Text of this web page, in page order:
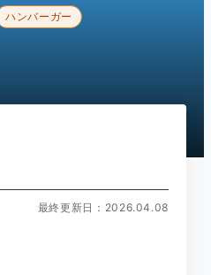
ハンバーガー
最終更新日：2026.04.08